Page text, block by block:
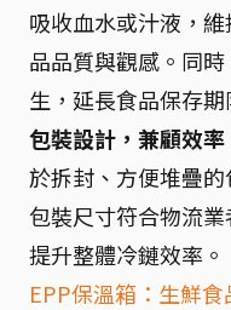
吸收血水或汁液，
品品質與觀感。同
生，延長食品保存期
包裝設計，兼顧效率
於拆封、方便堆疊
包裝尺寸符合物流
提升整體冷鏈效率。
EPP保溫箱：生鮮